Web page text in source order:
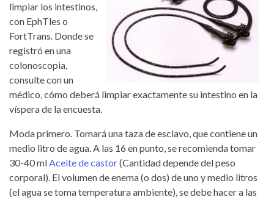
limpiar los intestinos,
con EphTles o
FortTrans. Donde se
registró en una
colonoscopia,
consulte con un
médico, cómo deberá limpiar exactamente su intestino en la
víspera de la encuesta.
Moda primero. Tomará una taza de esclavo, que contiene un
medio litro de agua. A las 16 en punto, se recomienda tomar
30-40 mlAceite de castor(Cantidad depende del peso
corporal). El volumen de enema (o dos) de uno y medio litros
(el agua se toma temperatura ambiente), se debe hacer a las